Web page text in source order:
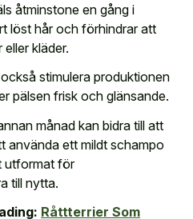
åtminstone en gång i
löst hår och förhindrar att
kläder.
stimulera produktionen
pälsen frisk och glänsande.
månad kan bidra till att
använda ett mildt schampo
utformat för
till nytta.
Råttterrier Som